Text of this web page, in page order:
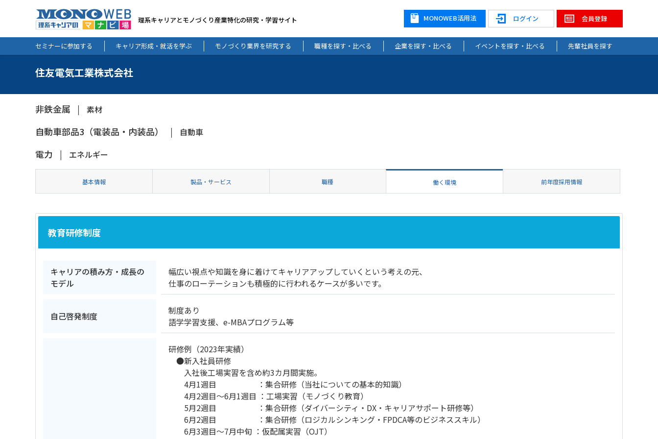
理系キャリアとモノづくり産業特化の研究・学習サイト 会員登録
ログイン
MONOWEB活用法
セミナーに参加する キャリア形成・就活を学ぶ モノづくり業界を研究する 職種を探す・比べる 企業を探す・比べる イベントを探す・比べる 先輩社員を探す
住友電気工業株式会社
非鉄金属 素材
自動車部品3（電装品・内装品） 自動車
電力 エネルギー
基本情報 製品・サービス 職種 働く環境 前年度採用情報
教育研修制度
キャリアの積み方・成長の
モデル
幅広い視点や知識を身に着けてキャリアアップしていくという考えの元、
仕事のローテーションも積極的に行われるケースが多いです。
自己啓発制度
制度あり
語学学習支援、e-MBAプログラム等
研修例（2023年実績）
●新入社員研修
入社後工場実習を含め約3カ月間実施。
4月1週目 ：集合研修（当社についての基本的知識）
4月2週目～6月1週目 ：工場実習（モノづくり教育）
5月2週目 ：集合研修（ダイバーシティ・DX・キャリアサポート研修等）
6月2週目 ：集合研修（ロジカルシンキング・FPDCA等のビジネススキル）
6月3週目～7月中旬 ：仮配属実習（OJT）